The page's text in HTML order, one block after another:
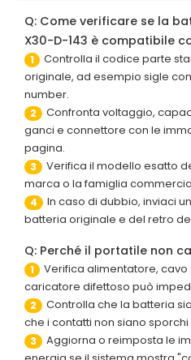
Q: Come verificare se la
X30-D-143 è compatibile
1
Controlla il codice parte
originale, ad esempio sigle
number.
2
Confronta voltaggio,
ganci e connettore con le
pagina.
3
Verifica il modello esatto
marca o la famiglia
4
In caso di dubbio, inviaci
batteria originale e del retro
Q: Perché il portatile non
1
Verifica alimentatore, cavo
caricatore difettoso può
2
Controlla che la batteria
che i contatti non siano
3
Aggiorna o reimposta le